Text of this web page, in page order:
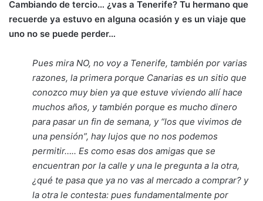
Cambiando de tercio… ¿vas a Tenerife? Tu hermano que
recuerde ya estuvo en alguna ocasión y es un viaje que
uno no se puede perder…
Pues mira NO, no voy a Tenerife, también por varias
razones, la primera porque Canarias es un sitio que
conozco muy bien ya que estuve viviendo allí hace
muchos años, y también porque es mucho dinero
para pasar un fin de semana, y “los que vivimos de
una pensión”, hay lujos que no nos podemos
permitir….. Es como esas dos amigas que se
encuentran por la calle y una le pregunta a la otra,
¿qué te pasa que ya no vas al mercado a comprar? y
la otra le contesta: pues fundamentalmente por